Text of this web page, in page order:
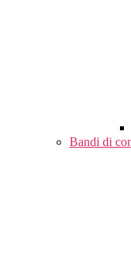
Bandi di